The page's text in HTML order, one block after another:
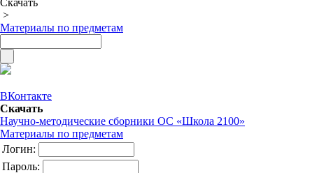
Скачать
>
Материалы по предметам
ВКонтакте
Скачать
Научно-методические сборники ОС «Школа 2100»
Материалы по предметам
Логин:
Пароль: